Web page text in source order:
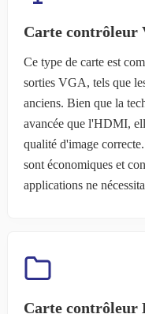
Carte contrôleur
Ce type de carte est
sorties VGA, tels que
anciens. Bien que la
avancée que l'HDMI,
qualité d'image
sont économiques et
applications ne
Carte contrôleur